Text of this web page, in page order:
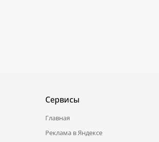
Сервисы
Главная
Реклама в Яндексе